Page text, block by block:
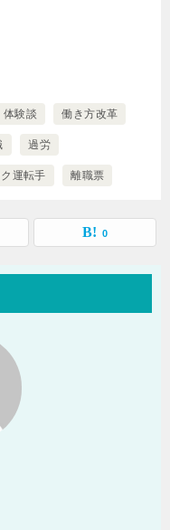
体験談 働き方改革
過労
運転手 離職票
0